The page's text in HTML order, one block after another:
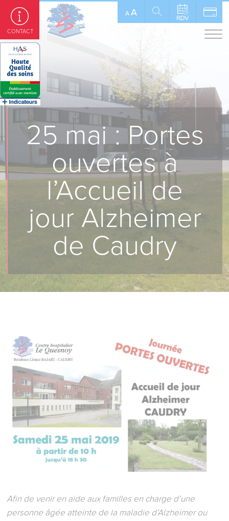
A A
25 mai : Portes
ouvertes à
l’Accueil de
jour Alzheimer
de Caudry
Afin de venir en aide aux familles en charge d’une
personne âgée atteinte de la maladie d’Alzheimer ou
CONTACT
Panneau de gestion des cookies